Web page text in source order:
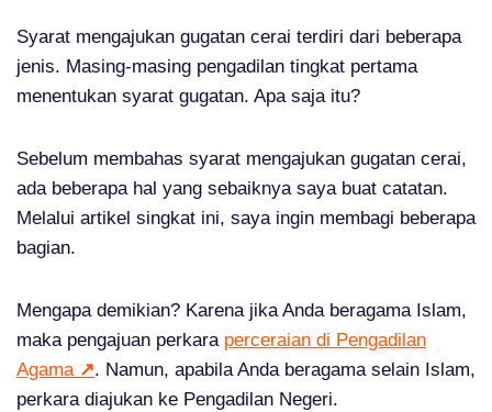
Syarat mengajukan gugatan cerai terdiri dari beberapa
jenis. Masing-masing pengadilan tingkat pertama
menentukan syarat gugatan. Apa saja itu?
Sebelum membahas syarat mengajukan gugatan cerai,
ada beberapa hal yang sebaiknya saya buat catatan.
Melalui artikel singkat ini, saya ingin membagi beberapa
bagian.
Mengapa demikian? Karena jika Anda beragama Islam,
maka pengajuan perkara perceraian di Pengadilan
Agama ↗. Namun, apabila Anda beragama selain Islam,
perkara diajukan ke Pengadilan Negeri.